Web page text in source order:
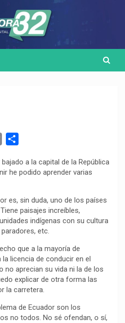
p
y
i
n
k
m
p
r
t
i
a la capital de la República
he podido aprender varias
es, sin duda, uno de los países
paisajes increíbles,
indígenas con su cultura
etc.
que a la mayoría de
licencia de conducir en el
no aprecian su vida ni la de los
explicar de otra forma las
la carretera.
de Ecuador son los
no todos. No sé ofendan, o sí,